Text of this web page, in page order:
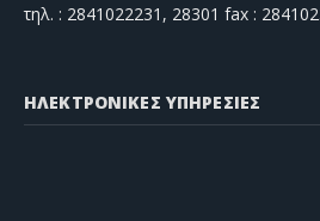
τηλ. : 2841022231, 28301 fax :
ΗΛΕΚΤΡΟΝΙΚΕΣ ΥΠΗΡΕΣΙΕΣ